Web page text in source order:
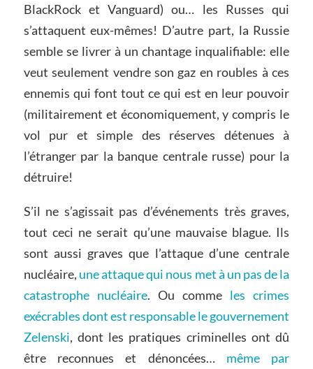
BlackRock et Vanguard) ou… les Russes qui
s’attaquent eux-mêmes! D’autre part, la Russie
semble se livrer à un chantage inqualifiable: elle
veut seulement vendre son gaz en roubles à ces
ennemis qui font tout ce qui est en leur pouvoir
(militairement et économiquement, y compris le
vol pur et simple des réserves détenues à
l’étranger par la banque centrale russe) pour la
détruire!
S’il ne s’agissait pas d’événements très graves,
tout ceci ne serait qu’une mauvaise blague. Ils
sont aussi graves que l’attaque d’une centrale
nucléaire, une attaque qui nous met à un pas de la
catastrophe nucléaire. Ou comme les crimes
exécrables dont est responsable le gouvernement
Zelenski, dont les pratiques criminelles ont dû
être reconnues et dénoncées… même par